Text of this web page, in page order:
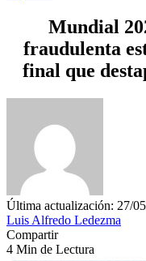
Mundial
fraudulenta
final que
Última actualización: 27/
Luis Alfredo Ledezma
Compartir
4 Min de Lectura